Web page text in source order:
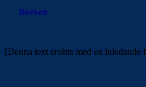
Breven
[Denna text ersätts med en inledande